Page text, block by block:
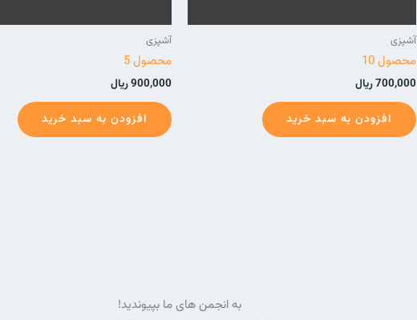
آشپزی
محصول 10
700,000ریال
افزودن به سبد خرید
آشپزی
محصول 5
900,000ریال
افزودن به سبد خرید
به انجمن های ما بپیوندید!